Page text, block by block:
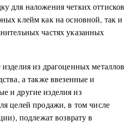
для наложения четких оттисков
клейм как на основной, так и
частях указанных
из драгоценных металлов
а также ввезенные и
и другие изделия из
целей продажи, в том числе
подлежат возврату в